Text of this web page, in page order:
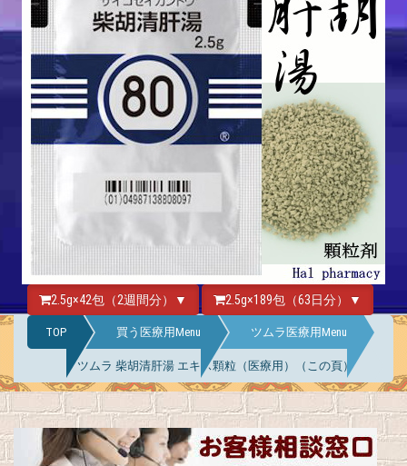
2.5g×42包（2週間分）▼ 2.5g×189包（63日分）▼
TOP 買う医療用Menu ツムラ医療用Menu
ツムラ 柴胡清肝湯 エキス顆粒（医療用）（この頁）